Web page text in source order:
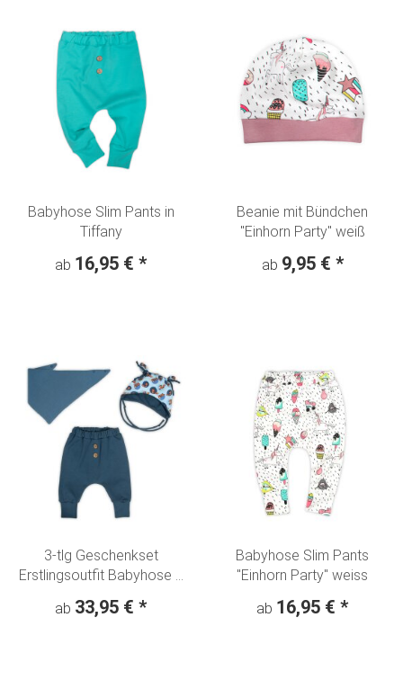
Babyhose Slim Pants in
Tiffany
ab 16,95 € *
Beanie mit Bündchen
"Einhorn Party" weiß
ab 9,95 € *
3-tlg Geschenkset
Erstlingsoutfit Babyhose +
Fuchs" blau
ab 33,95 € *
Babyhose Slim Pants
"Einhorn Party" weiss
ab 16,95 € *